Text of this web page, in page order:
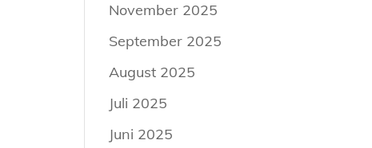
November 2025
September 2025
August 2025
Juli 2025
Juni 2025